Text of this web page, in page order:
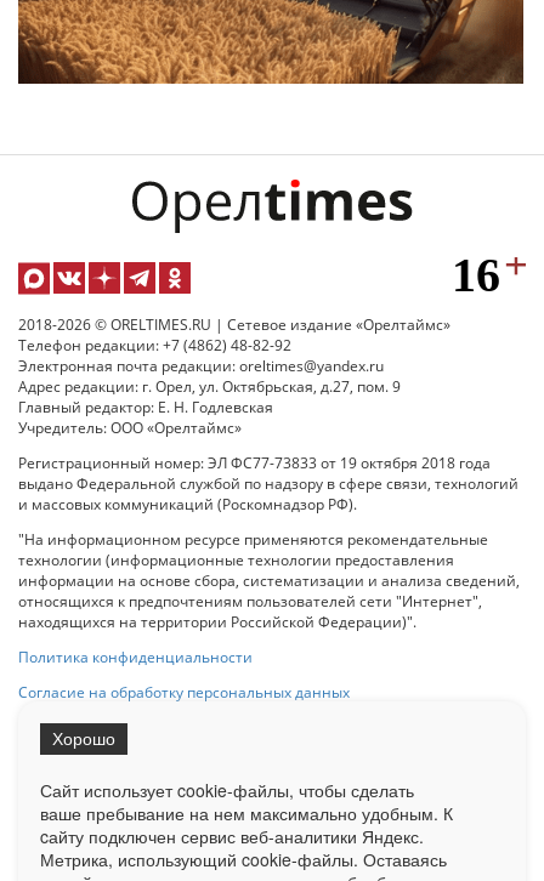
2018-2026 © ORELTIMES.RU | Сетевое издание «Орелтаймс»
Телефон редакции: +7 (4862) 48-82-92
Электронная почта редакции: oreltimes@yandex.ru
Адрес редакции: г. Орел, ул. Октябрьская, д.27, пом. 9
Главный редактор: Е. Н. Годлевская
Учредитель: ООО «Орелтаймс»
Регистрационный номер: ЭЛ ФС77-73833 от 19 октября 2018 года
выдано Федеральной службой по надзору в сфере связи, технологий
и массовых коммуникаций (Роскомнадзор РФ).
"На информационном ресурсе применяются рекомендательные
технологии (информационные технологии предоставления
информации на основе сбора, систематизации и анализа сведений,
относящихся к предпочтениям пользователей сети "Интернет",
находящихся на территории Российской Федерации)".
Политика конфиденциальности
Согласие на обработку персональных данных
на Сетевое издание «ОрелТаймс» обязательна.
Ограниченная статистика посещаемости доступна на сайте
Liveinternet.ru . Подробная статистика для рекламодателей по запросу
Сайт использует cookie-файлы, чтобы сделать
ваше пребывание на нем максимально удобным. К
cайту подключен сервис веб-аналитики Яндекс.
Метрика, использующий cookie-файлы. Оставаясь
Хорошо